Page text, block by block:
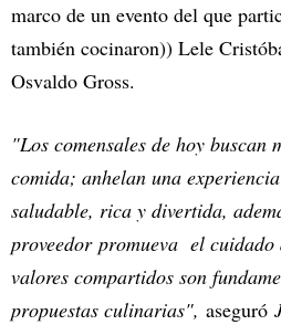
marco de un evento del que
también cocinaron)) Lele
Osvaldo Gross.
"Los comensales de hoy buscan
comida; anhelan una
saludable, rica y divertida,
proveedor promueva el cuidado
valores compartidos son
propuestas culinarias", aseguró